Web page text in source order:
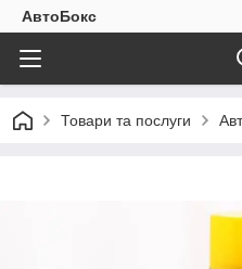
АвтоБокс
Товари та послуги